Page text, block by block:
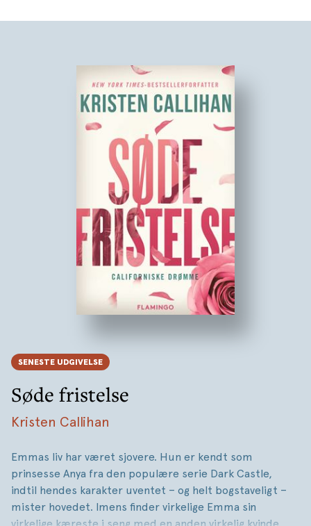
SENESTE UDGIVELSE
Søde fristelse
Kristen Callihan
Emmas liv har været sjovere. Hun er kendt som
prinsesse Anya fra den populære serie Dark Castle,
indtil hendes karakter uventet – og helt bogstaveligt –
mister hovedet. Imens finder virkelige Emma sin